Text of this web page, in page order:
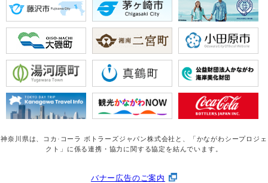
神奈川県は、コカ·コーラ ボトラーズジャパン株式会社と、
「かながわシープロジェ
クト」に係る連携・協力に関する協定を結んでいます。
バナー広告のご案内